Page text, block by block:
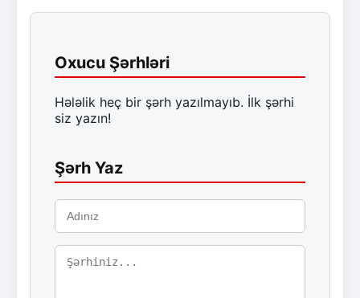
Oxucu Şərhləri
Hələlik heç bir şərh yazılmayıb. İlk şərhi
siz yazın!
Şərh Yaz